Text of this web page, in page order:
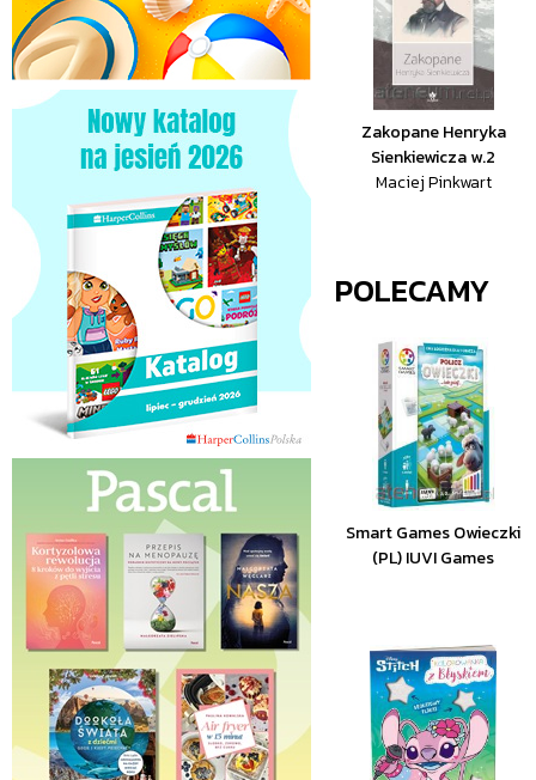
Zakopane Henryka
Sienkiewicza w.2
Maciej Pinkwart
POLECAMY
Smart Games Owieczki
(PL) IUVI Games